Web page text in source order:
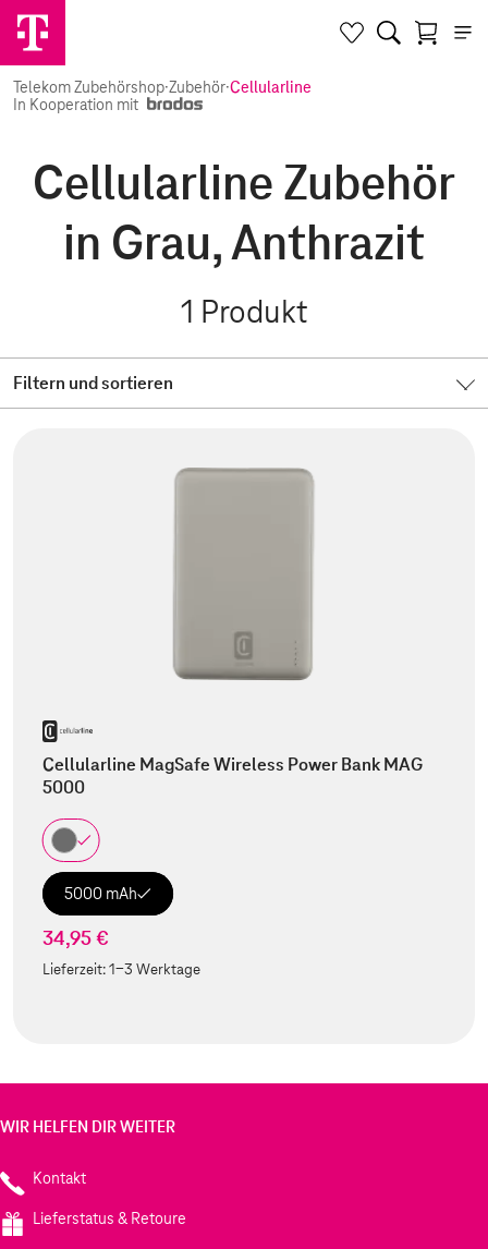
Telekom Zubehörshop·Zubehör·Cellularline
In Kooperation mit
Cellularline Zubehör
in Grau, Anthrazit
1 Produkt
Filtern und sortieren
Cellularline MagSafe Wireless Power Bank MAG
5000
5000 mAh
34,95 €
Lieferzeit:1-3 Werktage
WIR HELFEN DIR WEITER
Kontakt
Lieferstatus & Retoure